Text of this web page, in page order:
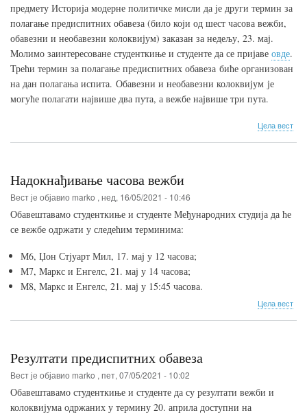
предмету Историја модерне политичке мисли да је други термин за
полагање предиспитних обавеза (било који од шест часова вежби,
обавезни и необавезни колоквијум) заказан за недељу, 23. мај.
Молимо заинтересоване студенткиње и студенте да се пријаве овде.
Трећи термин за полагање предиспитних обавеза биће организован
на дан полагања испита. Обавезни и необавезни колоквијум је
могуће полагати највише два пута, а вежбе највише три пута.
Цела весто
Надокнађивање часова вежби
Вест је објавио marko , нед, 16/05/2021 - 10:46
Обавештавамо студенткиње и студенте Међународних студија да ће
се вежбе одржати у следећим терминима:
М6, Џон Стјуарт Мил, 17. мај у 12 часова;
М7, Маркс и Енгелс, 21. мај у 14 часова;
М8, Маркс и Енгелс, 21. мај у 15:45 часова.
Цела весто
Резултати предиспитних обавеза
Вест је објавио marko , пет, 07/05/2021 - 10:02
Обавештавамо студенткиње и студенте да су резултати вежби и
колоквијума одржаних у термину 20. априла доступни на